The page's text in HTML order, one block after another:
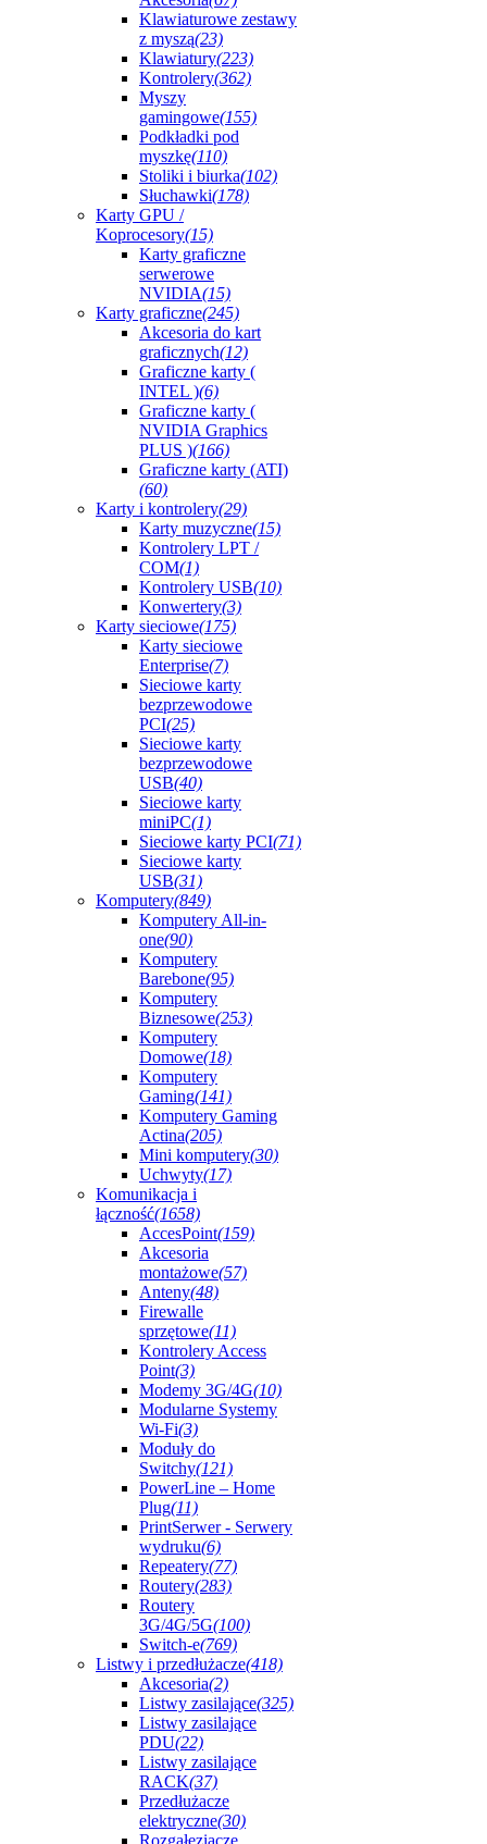
Klawiaturowe zestawy
z myszą(23)
Klawiatury(223)
Kontrolery(362)
Myszy
gamingowe(155)
Podkładki pod
myszkę(110)
Stoliki i biurka(102)
Słuchawki(178)
Karty GPU /
Koprocesory(15)
Karty graficzne
serwerowe
NVIDIA(15)
Karty graficzne(245)
Akcesoria do kart
graficznych(12)
Graficzne karty (
INTEL )(6)
Graficzne karty (
NVIDIA Graphics
PLUS )(166)
Graficzne karty (ATI)
(60)
Karty i kontrolery(29)
Karty muzyczne(15)
Kontrolery LPT /
COM(1)
Kontrolery USB(10)
Konwertery(3)
Karty sieciowe(175)
Karty sieciowe
Enterprise(7)
Sieciowe karty
bezprzewodowe
PCI(25)
Sieciowe karty
bezprzewodowe
USB(40)
Sieciowe karty
miniPC(1)
Sieciowe karty PCI(71)
Sieciowe karty
USB(31)
Komputery(849)
Komputery All-in-
one(90)
Komputery
Barebone(95)
Komputery
Biznesowe(253)
Komputery
Domowe(18)
Komputery
Gaming(141)
Komputery Gaming
Actina(205)
Mini komputery(30)
Uchwyty(17)
Komunikacja i
łączność(1658)
AccesPoint(159)
Akcesoria
montażowe(57)
Anteny(48)
Firewalle
sprzętowe(11)
Kontrolery Access
Point(3)
Modemy 3G/4G(10)
Modularne Systemy
Wi-Fi(3)
Moduły do
Switchy(121)
PowerLine – Home
Plug(11)
PrintSerwer - Serwery
wydruku(6)
Repeatery(77)
Routery(283)
Routery
3G/4G/5G(100)
Switch-e(769)
Listwy i przedłużacze(418)
Akcesoria(2)
Listwy zasilające(325)
Listwy zasilające
PDU(22)
Listwy zasilające
RACK(37)
Przedłużacze
elektryczne(30)
Rozgałęziacze